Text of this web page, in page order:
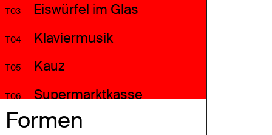
T03 Eiswürfel im Glas
T04 Klaviermusik
T05 Kauz
T06 Supermarktkasse
T07 Motorrad
Formen